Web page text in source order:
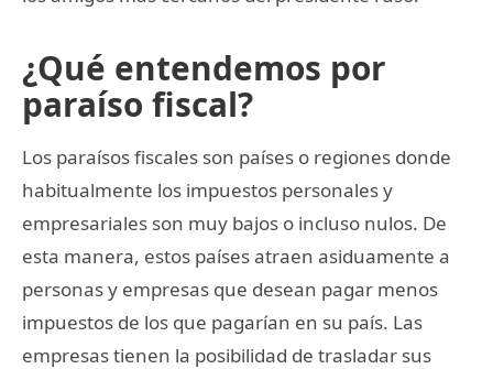
¿Qué entendemos por
paraíso fiscal?
Los paraísos fiscales son países o regiones donde
habitualmente los impuestos personales y
empresariales son muy bajos o incluso nulos. De
esta manera, estos países atraen asiduamente a
personas y empresas que desean pagar menos
impuestos de los que pagarían en su país. Las
empresas tienen la posibilidad de trasladar sus